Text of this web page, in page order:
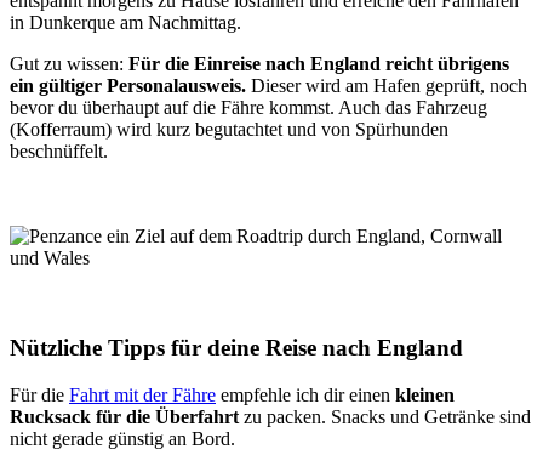
in Dunkerque am Nachmittag.
Gut zu wissen: Für die Einreise nach England reicht übrigens
ein gültiger Personalausweis. Dieser wird am Hafen geprüft, noch
bevor du überhaupt auf die Fähre kommst. Auch das Fahrzeug
(Kofferraum) wird kurz begutachtet und von Spürhunden
beschnüffelt.
Nützliche Tipps für deine Reise nach England
Für die Fahrt mit der Fähre empfehle ich dir einen kleinen
Rucksack für die Überfahrt zu packen. Snacks und Getränke sind
nicht gerade günstig an Bord.